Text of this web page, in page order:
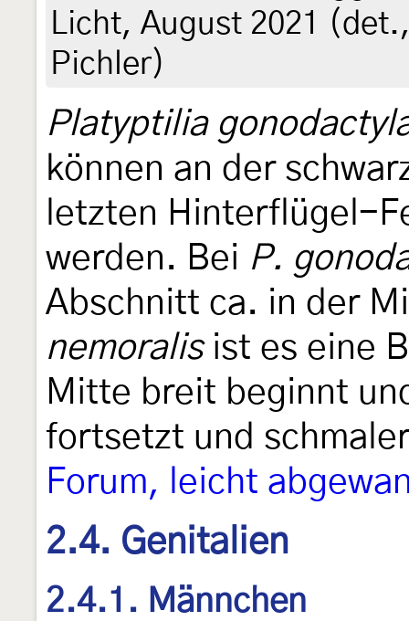
Licht, August 2021
Pichler)
Platyptilia
können an der
letzten Hinterflügel-
werden. Bei P.
Abschnitt ca. in der
nemoralisist es eine
Mitte breit beginnt
fortsetzt und
Forum, leicht
2.4. Genitalien
2.4.1. Männchen